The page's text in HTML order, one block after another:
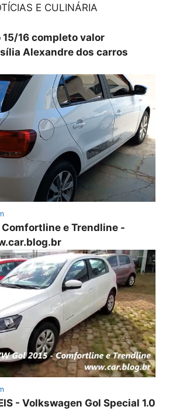
E CULINÁRIA
15/16 completo valor
Alexandre dos carros
Comfortline e Trendline -
- Volkswagen Gol Special 1.0